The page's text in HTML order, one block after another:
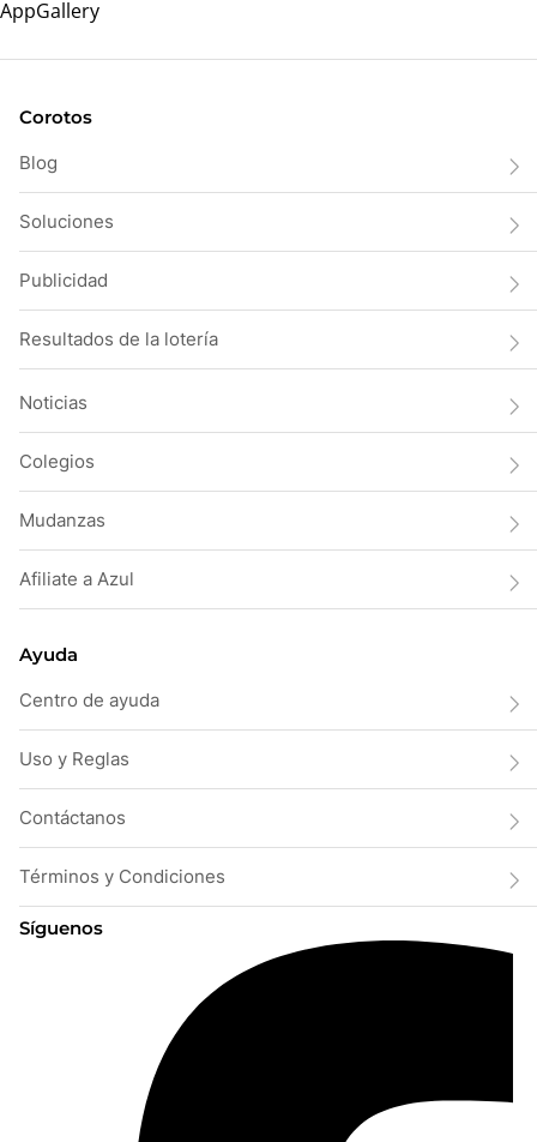
Corotos
Blog
Soluciones
Publicidad
Resultados de la lotería
Noticias
Colegios
Mudanzas
Afiliate a Azul
Ayuda
Centro de ayuda
Uso y Reglas
Contáctanos
Términos y Condiciones
Síguenos